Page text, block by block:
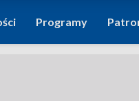
Programy